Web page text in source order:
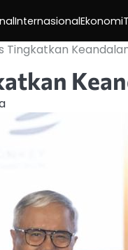
InternasionalEkonomi
Tingkatkan